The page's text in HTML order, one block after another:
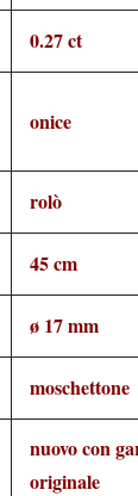
0.27 ct
onice
rolò
45 cm
ø 17 mm
moschettone
nuovo con
originale